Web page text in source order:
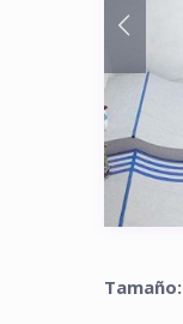
Tamaño: